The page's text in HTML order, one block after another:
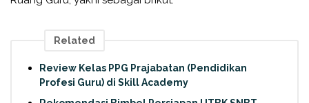
Related
Review Kelas PPG Prajabatan (Pendidikan
Profesi Guru) di Skill Academy